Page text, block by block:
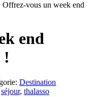
Offrez-vous un week end
end
!
Destination
séjour, thalasso